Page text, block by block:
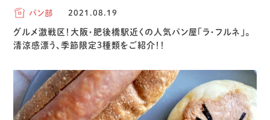
パン部 2021.08.19
グルメ激戦区！大阪・肥後橋駅近くの人気パン屋「ラ・フルネ」。
清涼感漂う、季節限定３種類をご紹介！！